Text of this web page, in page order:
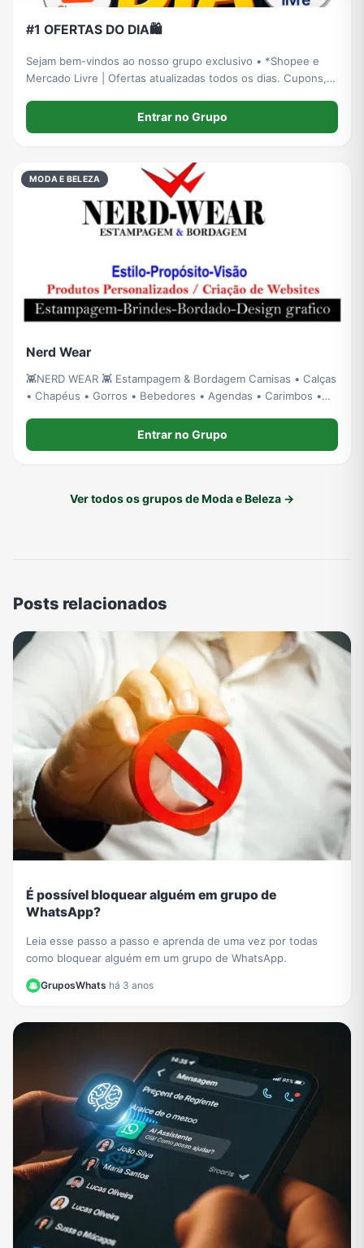
#1 OFERTAS DO DIA🛍️
Sejam bem-vindos ao nosso grupo exclusivo • *Shopee e
Mercado Livre | Ofertas atualizadas todos os dias. Cupons,
compromisso é com você: Levar economia, qualidade e
oportunidades reais de compra todos o
Entrar no Grupo
MODA E BELEZA
Nerd Wear
👾NERD WEAR 👾 Estampagem & Bordagem Camisas • Calças
• Chapéus • Gorros • Bebedores • Agendas • Carimbos •
Entrar no Grupo
Ver todos os grupos de Moda e Beleza →
Posts relacionados
É possível bloquear alguém em grupo de
WhatsApp?
Leia esse passo a passo e aprenda de uma vez por todas
como bloquear alguém em um grupo de WhatsApp.
GruposWhats·há 3 anos